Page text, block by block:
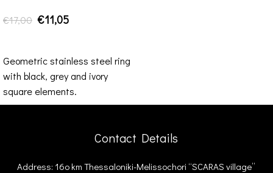
€17,00 €11,05
Geometric stainless steel ring
with black, grey and ivory
square elements.
Contact Details
Address: 16ο km Thessaloniki-Melissochori “SCARAS village”